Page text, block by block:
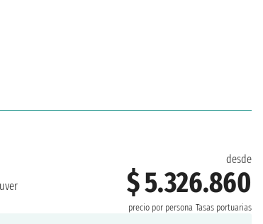
desde
$ 5.326.860
precio por persona Tasas portuarias